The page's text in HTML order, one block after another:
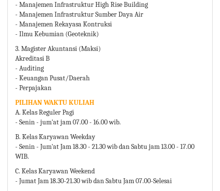
- Manajemen Infrastruktur High Rise Building
- Manajemen Infrastruktur Sumber Daya Air
- Manajemen Rekayasa Kontruksi
- Ilmu Kebumian (Geoteknik)
3. Magister Akuntansi (Maksi)
Akreditasi B
- Auditing
- Keuangan Pusat/Daerah
- Perpajakan
PILIHAN WAKTU KULIAH
A. Kelas Reguler Pagi
- Senin - jum'at jam 07.00 - 16.00 wib.
B. Kelas Karyawan Weekday
- Senin - Jum'at Jam 18.30 - 21.30 wib dan Sabtu jam 13.00 - 17.00
WIB.
C. Kelas Karyawan Weekend
- Jumat Jam 18.30-21.30 wib dan Sabtu Jam 07.00-Selesai